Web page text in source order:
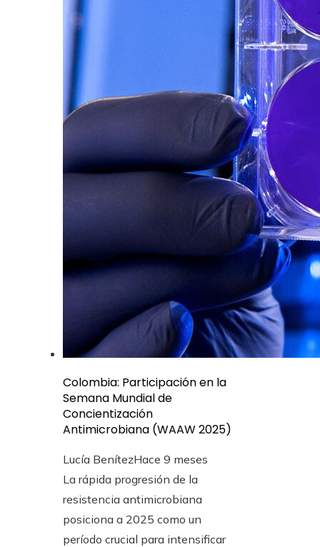
Colombia: Participación en la
Semana Mundial de
Concientización
Antimicrobiana (WAAW 2025)
Lucía BenítezHace 9 meses
La rápida progresión de la
resistencia antimicrobiana
posiciona a 2025 como un
período crucial para intensificar